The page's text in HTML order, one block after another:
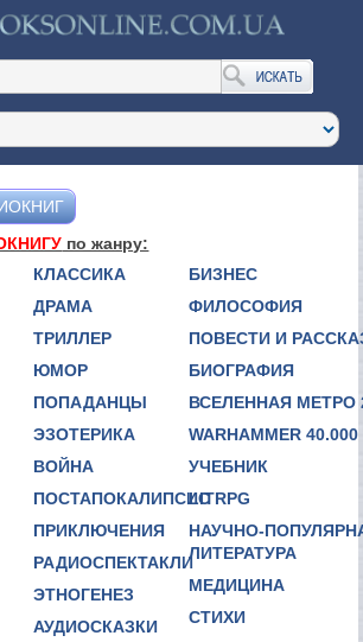
по жанру:
КЛАССИКА
ДРАМА
ТРИЛЛЕР
ЮМОР
ПОПАДАНЦЫ
ЭЗОТЕРИКА
ВОЙНА
ПОСТАПОКАЛИПСИС
ПРИКЛЮЧЕНИЯ
РАДИОСПЕКТАКЛИ
ЭТНОГЕНЕЗ
АУДИОСКАЗКИ
БИЗНЕС
ФИЛОСОФИЯ
ПОВЕСТИ И
БИОГРАФИЯ
ВСЕЛЕННАЯ МЕТРО
WARHAMMER 40.000
УЧЕБНИК
LITRPG
НАУЧНО-
ЛИТЕРАТУРА
МЕДИЦИНА
СТИХИ